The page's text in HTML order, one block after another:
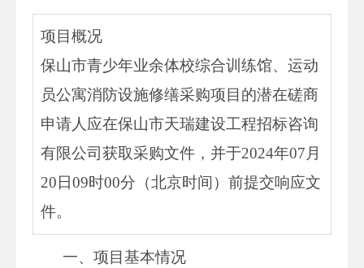
项目概况
保山市青少年业余体校综合训练馆、运动
员公寓消防设施修缮采购项目的潜在磋商
申请人应在保山市天瑞建设工程招标咨询
有限公司获取采购文件，并于2024年07月
20日09时00分（北京时间）前提交响应文
件。
一、项目基本情况